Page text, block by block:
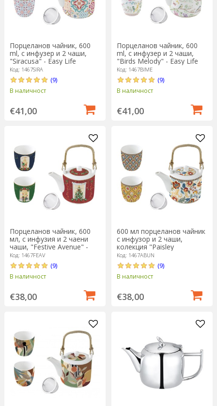
Порцеланов чайник, 600
ml, с инфузер и 2 чаши,
"Siracusa" - Easy Life
Код: 1467SIRA
(9)
В наличност
€41,00
Порцеланов чайник, 600
ml, с инфузер и 2 чаши,
"Birds Melody" - Easy Life
Код: 1467BIME
(9)
В наличност
€41,00
Порцеланов чайник, 600
мл, с инфузия и 2 чаени
чаши, "Festive Avenue" -
Easy Life
Код: 1467FEAV
(9)
В наличност
€38,00
600 мл порцеланов чайник
с инфузор и 2 чаши,
колекция "Paisley
Abundance" - Easy Life
Код: 1467ABUN
(9)
В наличност
€38,00